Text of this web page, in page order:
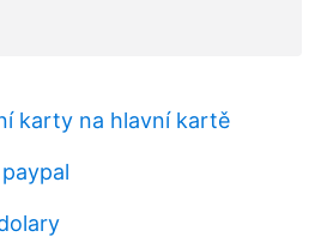
karty na hlavní kartě